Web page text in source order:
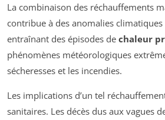
La combinaison des réchauffements
contribue à des anomalies climatiques
entraînant des épisodes de chaleur
phénomènes météorologiques
sécheresses et les incendies.
Les implications d’un tel
sanitaires. Les décès dus aux vagues